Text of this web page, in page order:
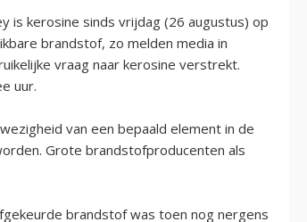
is kerosine sinds vrijdag (26 augustus) op
brandstof, zo melden media in
vraag naar kerosine verstrekt.
uur.
van een bepaald element in de
Grote brandstofproducenten als
brandstof was toen nog nergens